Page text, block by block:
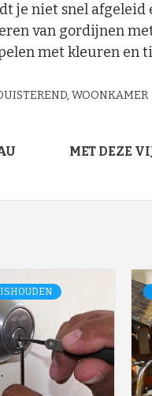
je niet snel afgeleid
van gordijnen
met kleuren en
, WOONKAMER
MET DEZE